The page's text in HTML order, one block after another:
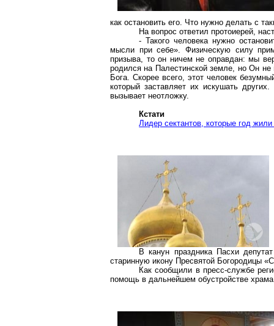
как остановить его. Что нужно делать с
На вопрос ответил протоиерей,
- Такого человека нужно
мысли при себе». Физическую силу
призыва, то он ничем не оправдан: мы
родился на Палестинской земле, но Он не
Бога. Скорее всего, этот человек
который заставляет их искушать
вызывает неотложку.
Кстати
Лидер сектантов, которые год
В канун праздника Пасхи
старинную икону Пресвятой Богородицы
Как сообщили в пресс-службе
помощь в дальнейшем обустройстве